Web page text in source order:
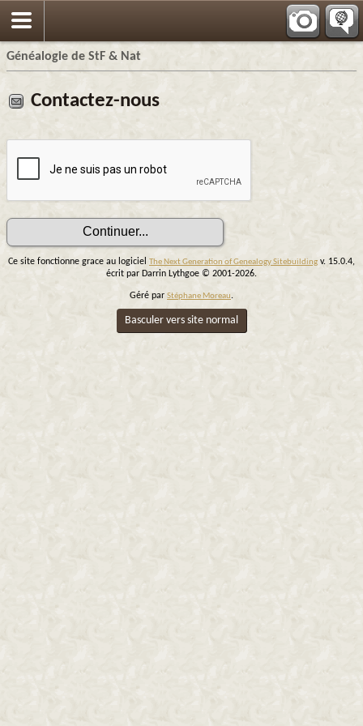
Généalogie de StF & Nat
Contactez-nous
Ce site fonctionne grace au logiciel The Next Generation of Genealogy Sitebuilding v. 15.0.4,
écrit par Darrin Lythgoe © 2001-2026.
Géré par Stéphane Moreau.
Basculer vers site normal